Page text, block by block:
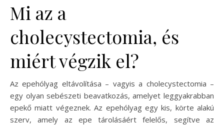
Mi az a
cholecystectomia, és
miért végzik el?
Az epehólyag eltávolítása – vagyis a cholecystectomia –
egy olyan sebészeti beavatkozás, amelyet leggyakrabban
epekő miatt végeznek. Az epehólyag egy kis, körte alakú
szerv, amely az epe tárolásáért felelős, segítve az